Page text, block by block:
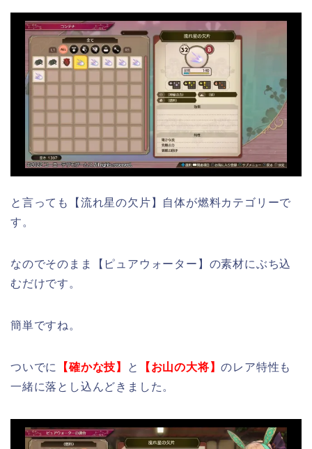
と言っても【流れ星の欠片】自体が燃料カテゴリーで
す。
なのでそのまま【ピュアウォーター】の素材にぶち込
むだけです。
簡単ですね。
ついでに 【確かな技】 と 【お山の大将】のレア特性も
一緒に落とし込んどきました。